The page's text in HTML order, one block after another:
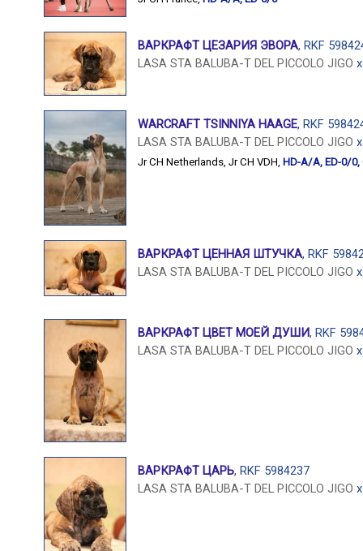
ВАРКРАФТ ЦЕЗАРИЯ ЭВОРА, RKF
LASA STA BALUBA-T DEL PICCOLO JIGO
WARCRAFT TSINNIYA HAAGE, RKF
LASA STA BALUBA-T DEL PICCOLO JIGO
Jr CH Netherlands, Jr CH VDH, HD-A/A, ED-0/0,
ВАРКРАФТ ЦЕННАЯ ШТУЧКА, RKF
LASA STA BALUBA-T DEL PICCOLO JIGO
ВАРКРАФТ ЦВЕТ МОЕЙ ДУШИ, RKF
LASA STA BALUBA-T DEL PICCOLO JIGO
ВАРКРАФТ ЦАРЬ, RKF 5984237
LASA STA BALUBA-T DEL PICCOLO JIGO